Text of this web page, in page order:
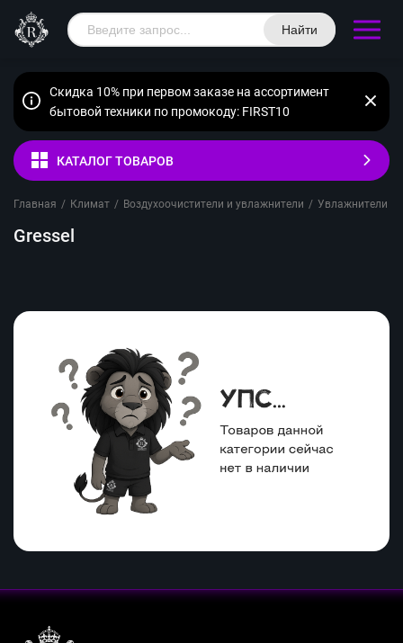
Найти
Скидка 10% при первом заказе на ассортимент
бытовой техники по промокоду: FIRST10
КАТАЛОГ ТОВАРОВ
Главная / Климат / Воздухоочистители и увлажнители / Увлажнители
Gressel